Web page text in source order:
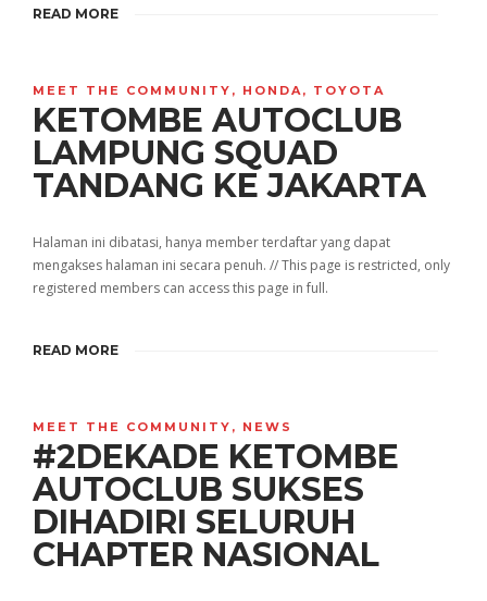
READ MORE
MEET THE COMMUNITY , HONDA, TOYOTA
KETOMBE AUTOCLUB
LAMPUNG SQUAD
TANDANG KE JAKARTA
Halaman ini dibatasi, hanya member terdaftar yang dapat
mengakses halaman ini secara penuh. // This page is restricted, only
registered members can access this page in full.
READ MORE
MEET THE COMMUNITY , NEWS
#2DEKADE KETOMBE
AUTOCLUB SUKSES
DIHADIRI SELURUH
CHAPTER NASIONAL